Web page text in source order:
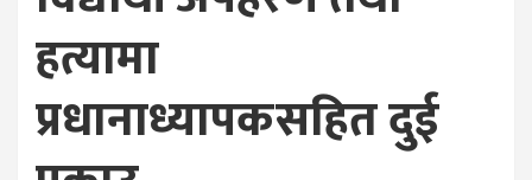
हत्यामा
प्रधानाध्यापकसहित दुई